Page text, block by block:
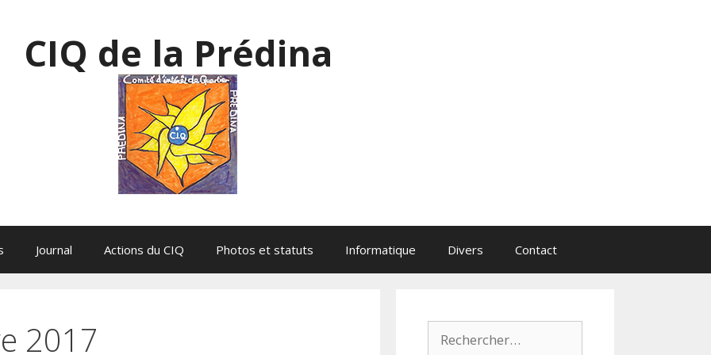
CIQ de la Prédina
Journal Actions du CIQ Photos et statuts Informatique Divers Contact
2017